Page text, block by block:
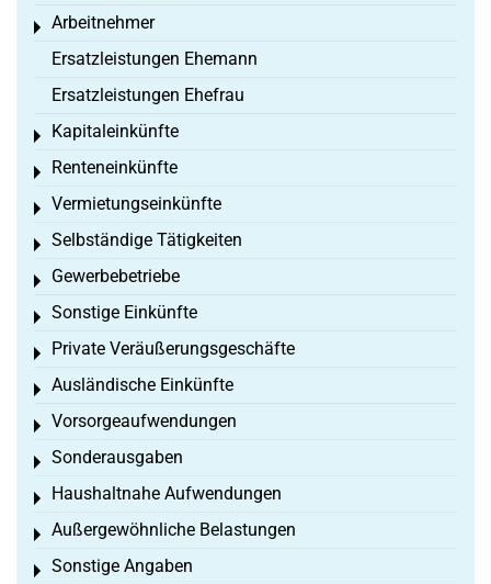
Arbeitnehmer
Toggle menu
Ersatzleistungen Ehemann
Ersatzleistungen Ehefrau
Kapitaleinkünfte
Toggle menu
Renteneinkünfte
Toggle menu
Vermietungseinkünfte
Toggle menu
Selbständige Tätigkeiten
Toggle menu
Gewerbebetriebe
Toggle menu
Sonstige Einkünfte
Toggle menu
Private Veräußerungsgeschäfte
Toggle menu
Ausländische Einkünfte
Toggle menu
Vorsorgeaufwendungen
Toggle menu
Sonderausgaben
Toggle menu
Haushaltnahe Aufwendungen
Toggle menu
Außergewöhnliche Belastungen
Toggle menu
Sonstige Angaben
Toggle menu